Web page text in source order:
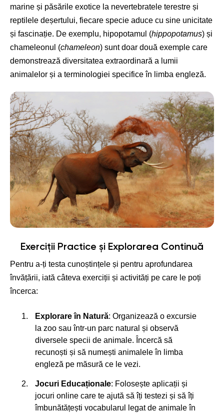
marine și păsările exotice la nevertebratele terestre și
reptilele deșertului, fiecare specie aduce cu sine unicitate
și fascinație. De exemplu, hipopotamul (hippopotamus) și
chameleonul (chameleon) sunt doar două exemple care
demonstrează diversitatea extraordinară a lumii
animalelor și a terminologiei specifice în limba engleză.
Exerciții Practice și Explorarea Continuă
Pentru a-ți testa cunoștințele și pentru aprofundarea
învățării, iată câteva exerciții și activități pe care le poți
încerca:
Explorare în Natură: Organizează o excursie
la zoo sau într-un parc natural și observă
diversele specii de animale. Încercă să
recunoști și să numești animalele în limba
engleză pe măsură ce le vezi.
Jocuri Educaționale: Folosește aplicații și
jocuri online care te ajută să îți testezi și să îți
îmbunătățești vocabularul legat de animale în